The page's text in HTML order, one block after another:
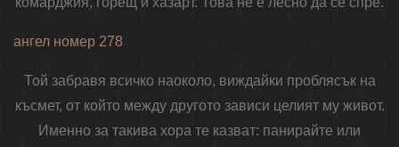
ангел номер 278
Той забравя всичко наоколо, виждайки проблясък на
късмет, от който между другото зависи целият му живот.
Именно за такива хора те казват: панирайте или